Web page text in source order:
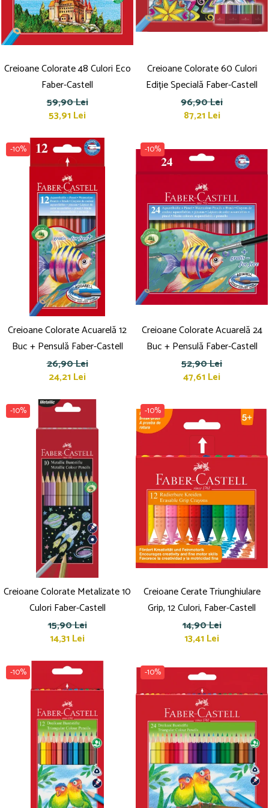
Culori în ulei
Pensule
Plastilină
Tempera și Guașe
Tăiere și lipire
Creioane Colorate 48 Culori Eco
Faber-Castell
59,90 Lei
53,91 Lei
Creioane Colorate 60 Culori
Ediție Specială Faber-Castell
96,90 Lei
87,21 Lei
-10%
Creioane Colorate Acuarelă 12
Buc + Pensulă Faber-Castell
26,90 Lei
24,21 Lei
-10%
Creioane Colorate Acuarelă 24
Buc + Pensulă Faber-Castell
52,90 Lei
47,61 Lei
-10%
Creioane Colorate Metalizate 10
Culori Faber-Castell
15,90 Lei
14,31 Lei
-10%
Creioane Cerate Triunghiulare
Grip, 12 Culori, Faber-Castell
14,90 Lei
13,41 Lei
-10% -10%